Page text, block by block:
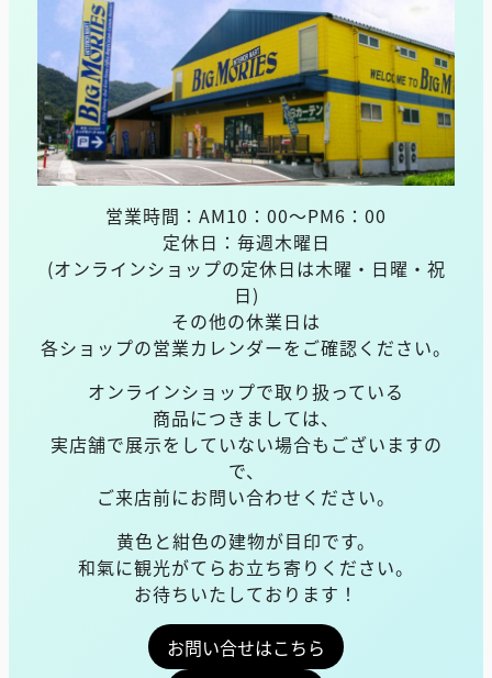
営業時間：AM10：00～PM6：00
定休日：毎週木曜日
(オンラインショップの定休日は木曜・日曜・祝
日)
その他の休業日は
各ショップの営業カレンダーをご確認ください。
オンラインショップで取り扱っている
商品につきましては、
実店舗で展示をしていない場合もございますの
で、
ご来店前にお問い合わせください。
黄色と紺色の建物が目印です。
和氣に観光がてらお立ち寄りください。
お待ちいたしております！
お問い合せはこちら